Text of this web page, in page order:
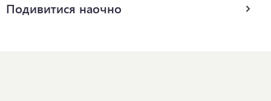
Подивитися наочно